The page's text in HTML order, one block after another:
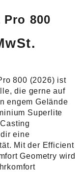
800
800 (2026) ist
die gerne auf
engem Gelände
Superlite
eine
Mit der Efficient
Geometry wird